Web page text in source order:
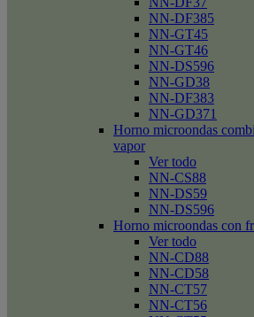
NN-DF385
NN-GT45
NN-GT46
NN-DS596
NN-GD38
NN-DF383
NN-GD371
Horno microondas
vapor
Ver todo
NN-CS88
NN-DS59
NN-DS596
Horno microondas con
Ver todo
NN-CD88
NN-CD58
NN-CT57
NN-CT56